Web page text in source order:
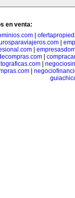
en venta:
|
|
|